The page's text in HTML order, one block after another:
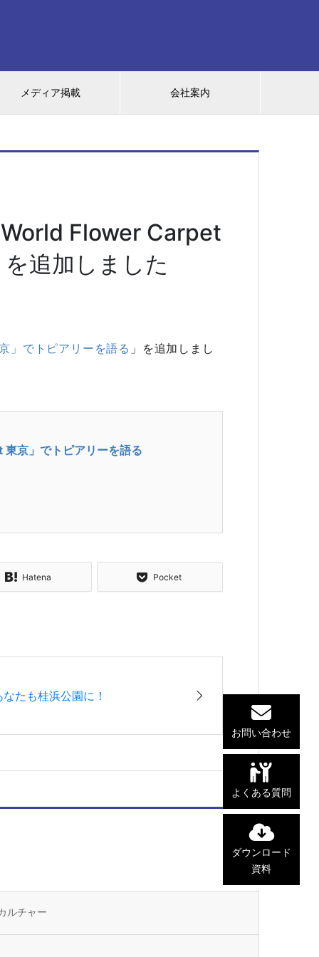
メディア掲載 会社案内
Flower Carpet
追加しました
でトピアリーを語る 」を追加しまし
京」でトピアリーを語る
Hatena Pocket
なたも桂浜公園に！
ルチャー
お問い合わせ
よくある質問
ダウンロード
資料